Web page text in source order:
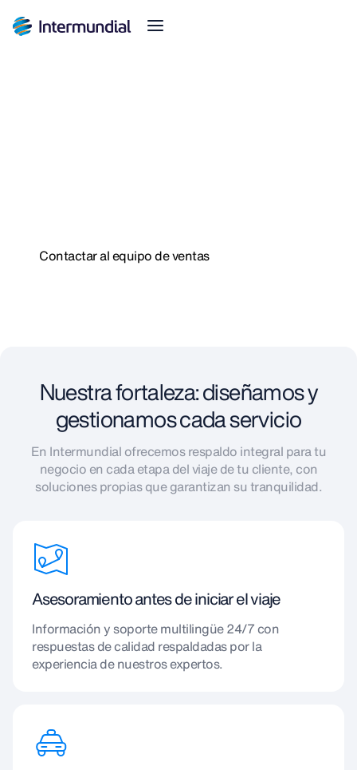
Contactar al equipo de ventas
Nuestra fortaleza: diseñamos y
gestionamos cada servicio
En Intermundial ofrecemos respaldo integral para tu
negocio en cada etapa del viaje de tu cliente, con
soluciones propias que garantizan su tranquilidad.
Asesoramiento antes de iniciar el viaje
Información y soporte multilingüe 24/7 con
respuestas de calidad respaldadas por la
experiencia de nuestros expertos.